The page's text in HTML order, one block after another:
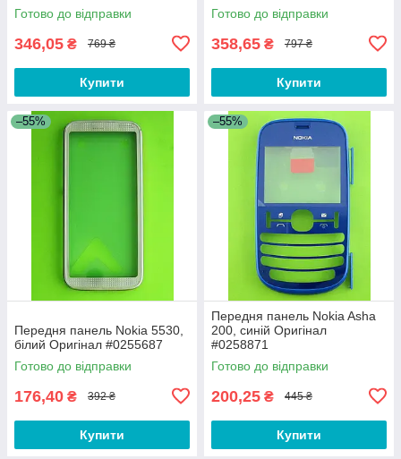
Готово до відправки
346,05 ₴ 769 ₴
Купити
Готово до відправки
358,65 ₴ 797 ₴
Купити
–55%
Передня панель Nokia 5530,
білий Оригінал #0255687
Готово до відправки
176,40 ₴ 392 ₴
Купити
–55%
Передня панель Nokia Asha
200, синій Оригінал
#0258871
Готово до відправки
200,25 ₴ 445 ₴
Купити